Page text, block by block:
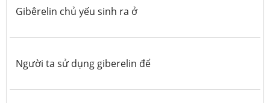
Gibêrelin chủ yếu sinh ra ở
Người ta sử dụng giberelin để